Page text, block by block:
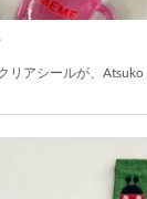
リアシールが、